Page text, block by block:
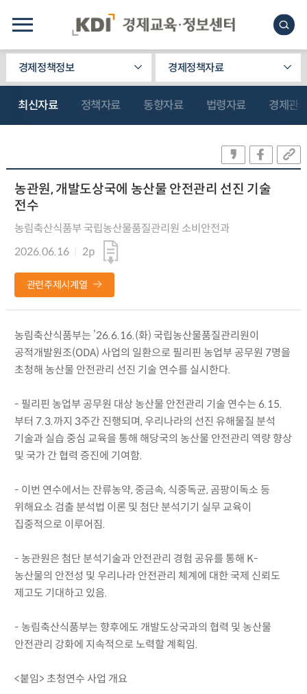
경제정책정보 경제정책자료
최신자료 정책자료 동향자료 법령자료 경제관
농관원, 개발도상국에 농산물 안전관리 선진 기술
전수
농림축산식품부 국립농산물품질관리원 소비안전과
2026.06.16
2p
관련주제시계열
농림축산식품부는 ’26.6.16.(화) 국립농산물품질관리원이
공적개발원조(ODA) 사업의 일환으로 필리핀 농업부 공무원 7명을
초청해 농산물 안전관리 선진 기술 연수를 실시한다.
- 필리핀 농업부 공무원 대상 농산물 안전관리 기술 연수는 6.15.
부터 7.3.까지 3주간 진행되며, 우리나라의 선진 유해물질 분석
기술과 실습 중심 교육을 통해 해당국의 농산물 안전관리 역량 향상
및 국가 간 협력 증진에 기여함.
- 이번 연수에서는 잔류농약, 중금속, 식중독균, 곰팡이독소 등
위해요소 검출 분석법 이론 및 첨단 분석기기 실무 교육이
집중적으로 이루어짐.
- 농관원은 첨단 분석기술과 안전관리 경험 공유를 통해 K-
농산물의 안전성 및 우리나라 안전관리 체계에 대한 국제 신뢰도
제고도 기대하고 있음.
- 농림축산식품부는 향후에도 개발도상국과의 협력 및 농산물
안전관리 강화에 지속적으로 노력할 계획임.
<붙임> 초청연수 사업 개요